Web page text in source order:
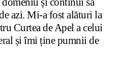
azi. Mi-a fost alături la
Curtea de Apel a celui
și îmi ține pumnii de